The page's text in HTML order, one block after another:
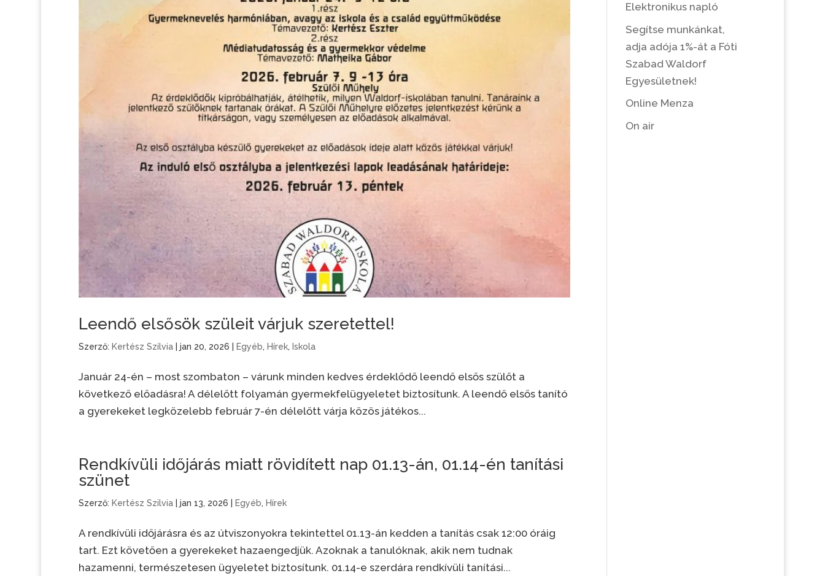
Leendő elsősök szüleit várjuk szeretettel!
Szerző: Kertész Szilvia| jan 20, 2026 | Egyéb, Hírek, Iskola
Január 24-én – most szombaton – várunk minden kedves érdeklődő leendő elsős szülőt a
következő előadásra! A délelőtt folyamán gyermekfelügyeletet biztosítunk. A leendő elsős tanító
a gyerekeket legközelebb február 7-én délelőtt várja közös játékos...
Rendkívüli időjárás miatt rövidített nap 01.13-án, 01.14-én tanítási
szünet
Szerző: Kertész Szilvia| jan 13, 2026 | Egyéb, Hírek
A rendkívüli időjárásra és az útviszonyokra tekintettel 01.13-án kedden a tanítás csak 12:00 óráig
tart. Ezt követően a gyerekeket hazaengedjük. Azoknak a tanulóknak, akik nem tudnak
hazamenni, természetesen ügyeletet biztosítunk. 01.14-e szerdára rendkívüli tanítási...
Elektronikus napló
Segítse munkánkat,
adja adója 1%-át a Fóti
Szabad Waldorf
Egyesületnek!
Online Menza
On air